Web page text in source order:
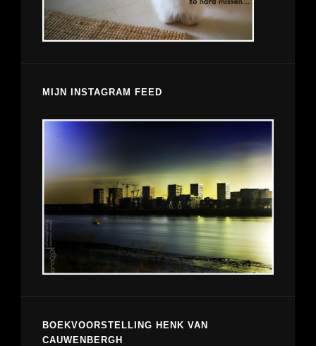
MIJN INSTAGRAM FEED
BOEKVOORSTELLING HENK VAN
CAUWENBERGH